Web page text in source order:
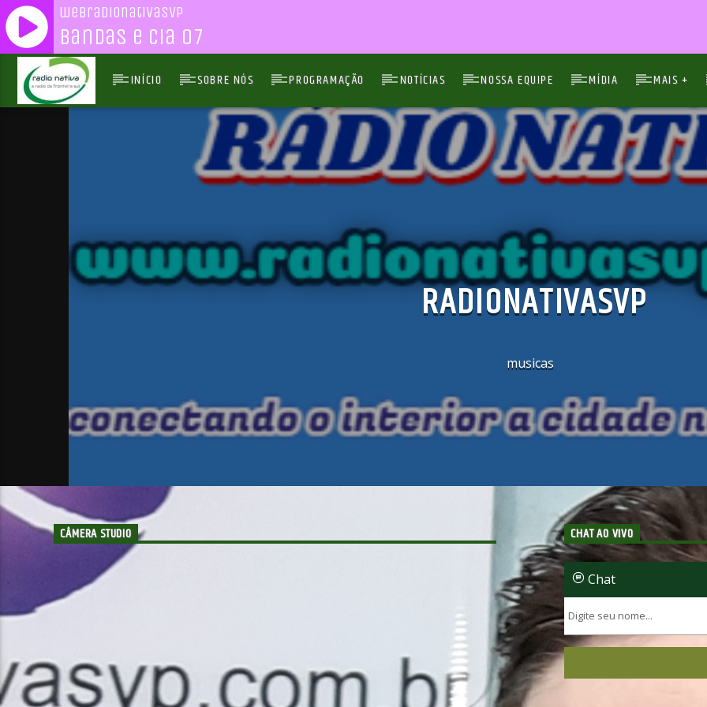
webradionativasvp
Bandas e Cia 07